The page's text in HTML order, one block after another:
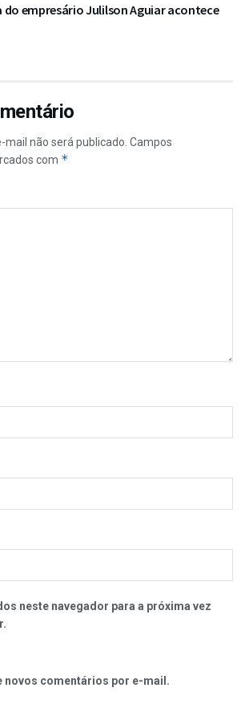
do empresário Julilson Aguiar acontece
mail não será publicado. Campos
com *
neste navegador para a próxima vez
novos comentários por e-mail.